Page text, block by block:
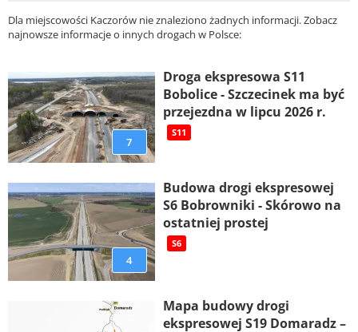
Dla miejscowości Kaczorów nie znaleziono żadnych informacji. Zobacz
najnowsze informacje o innych drogach w Polsce:
7
Droga ekspresowa S11
Bobolice - Szczecinek ma być
przejezdna w lipcu 2026 r.
S11
4
Budowa drogi ekspresowej
S6 Bobrowniki - Skórowo na
ostatniej prostej
S6
Mapa budowy drogi
ekspresowej S19 Domaradz –